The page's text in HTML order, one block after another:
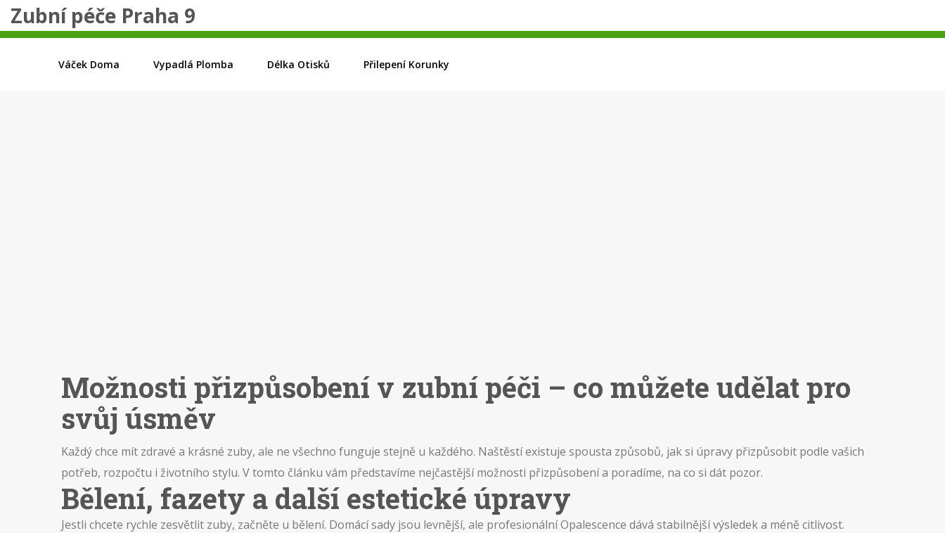
Zubní péče Praha 9
Váček Doma Vypadlá Plomba Délka Otisků Přilepení Korunky
Možnosti přizpůsobení v zubní péči – co můžete udělat pro
svůj úsměv
Každý chce mít zdravé a krásné zuby, ale ne všechno funguje stejně u každého. Naštěstí existuje spousta způsobů, jak si úpravy přizpůsobit podle vašich
potřeb, rozpočtu i životního stylu. V tomto článku vám představíme nejčastější možnosti přizpůsobení a poradíme, na co si dát pozor.
Bělení, fazety a další estetické úpravy
Jestli chcete rychle zesvětlit zuby, začněte u bělení. Domácí sady jsou levnější, ale profesionální Opalescence dává stabilnější výsledek a méně citlivost.